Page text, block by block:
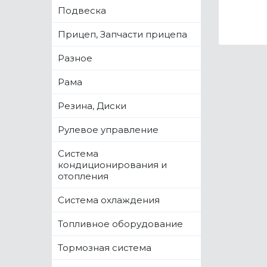
Подвеска
Прицеп, Запчасти прицепа
Разное
Рама
Резина, Диски
Рулевое управление
Система
кондиционирования и
отопления
Система охлаждения
Топливное оборудование
Тормозная система